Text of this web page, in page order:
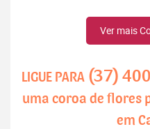
Ver mais
LIGUE PARA (37)
uma coroa de flores
em